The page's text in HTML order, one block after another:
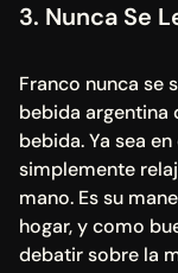
3. Nunca Se
Franco nunca se
bebida argentina
bebida. Ya sea
simplemente
mano. Es su
hogar, y como
debatir sobre la